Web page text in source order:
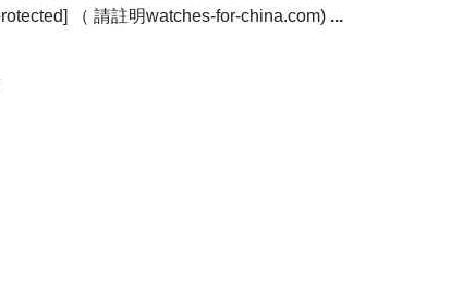
（ 請註明watches-for-china.com) ...